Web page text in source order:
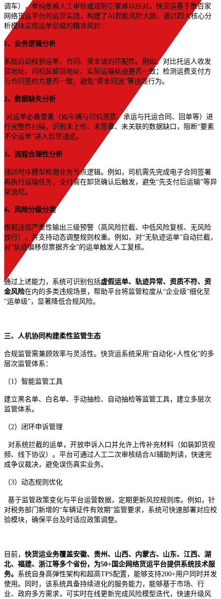
调车），单纯依赖人工审核或规则引擎难以应对。快货运基于数百家
网络货运平台的运营实践，构建了AI智能风控大脑，通过四大核心分
析模块实现运单层级的精准风控：
1、业务逻辑分析
系统自动校验运单、合同、资金流的匹配性。例如，对比托运人收发
货地址、司机装卸货地址、实际运输轨迹是否一致；检测运费支付方
与合同签约方是否一致，避免“资金回流”等违规行为。
2、数据缺失分析
对运单必备要素（如车辆与司机资质、承运与托运合同、回单等）进
行完整性扫描，识别未上传、未签章、未关联的数据缺口，阻断“要素
不全运单”进入监管通道。
3、流程合理性分析
通过时序模型检测业务节点逻辑。例如，司机需先完成电子合同签署
再执行运输任务，支付需在卸货确认后触发，避免“先支付后运输”等异
常流程。
4、风险分级分类
根据违规严重性输出三级预警（高风险拦截、中低风险复核、无风险
放行），并支持动态调整规则权重。例如，对“无轨迹运单”自动拦截，
对“轨迹偏移但票据齐全”的运单触发人工复核。
通过上述能力，系统可识别包括虚假运单、轨迹异常、资质不符、资
金风险在内的多类违规场景，帮助平台将监管粒度从“企业级”细化至
“运单级”，显著降低合规风险。
三、人机协同构建柔性监管生态
合规监管需兼顾效率与灵活性。快货运系统采用“自动化+人性化”的多
层次监管体系：
（1）智能监管工具
建立黑名单、白名单、手动抽检、自动抽检等监管工具，建立多层次
监管体系。
（2）闭环申诉管理
对系统拦截的运单，开放申诉入口并允许上传补充材料（如装卸货视
频、线下协议）。平台可通过人工二次审核结合AI辅助判读，快速完
成争议裁决，避免误伤真实业务。
（3）动态规则优化
基于监管政策变化与平台运营数据，定期更新风控规则库。例如，针
对税务部门新增的“车辆证件有效期”监管要求，系统可快速部署对应校
验模块，确保平台及时适应政策调整。
目前， 快货运业务覆盖安徽、贵州、山西、内蒙古、山东、江西、湖
北、福建、浙江等多个省份，为50+国企网络货运平台提供系统技术服
务。 系统自身高弹性架构和超高TPS配置，能够支持200+用户同时并发
使用。同时，该系统具备持续进化的服务能力，能够基于市场、行
业、政府多方需求，可实时在线更新完成风险模型迭代，快速升级风